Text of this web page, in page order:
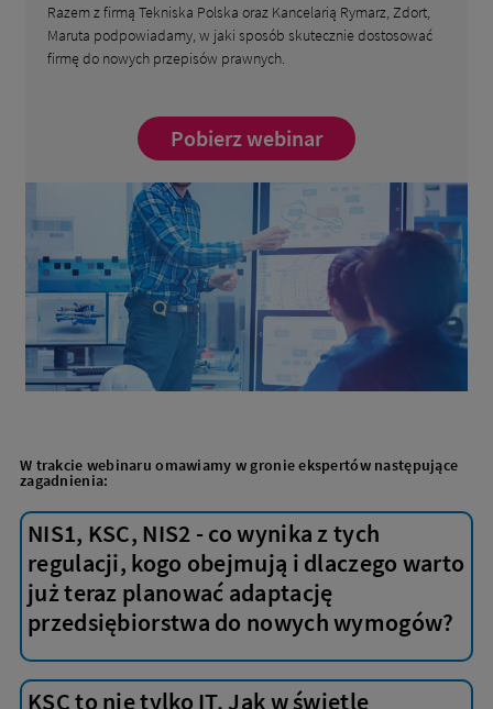
Razem z firmą Tekniska Polska oraz Kancelarią Rymarz, Zdort,
Maruta podpowiadamy, w jaki sposób skutecznie dostosować
firmę do nowych przepisów prawnych.
Pobierz webinar
W trakcie webinaru omawiamy w gronie ekspertów następujące
zagadnienia:
NIS1, KSC, NIS2 - co wynika z tych
regulacji, kogo obejmują i dlaczego warto
już teraz planować adaptację
przedsiębiorstwa do nowych wymogów?
KSC to nie tylko IT. Jak w świetle